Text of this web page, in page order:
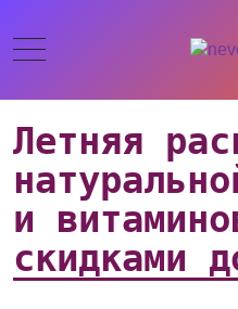
Летняя
и
скидками